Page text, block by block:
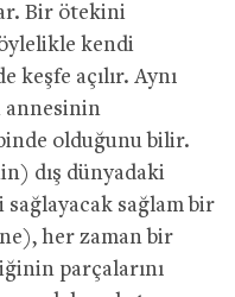
Bir ötekini
kendi
keşfe açılır. Aynı
annesinin
olduğunu bilir.
dış dünyadaki
sağlayacak sağlam bir
her zaman bir
parçalarını